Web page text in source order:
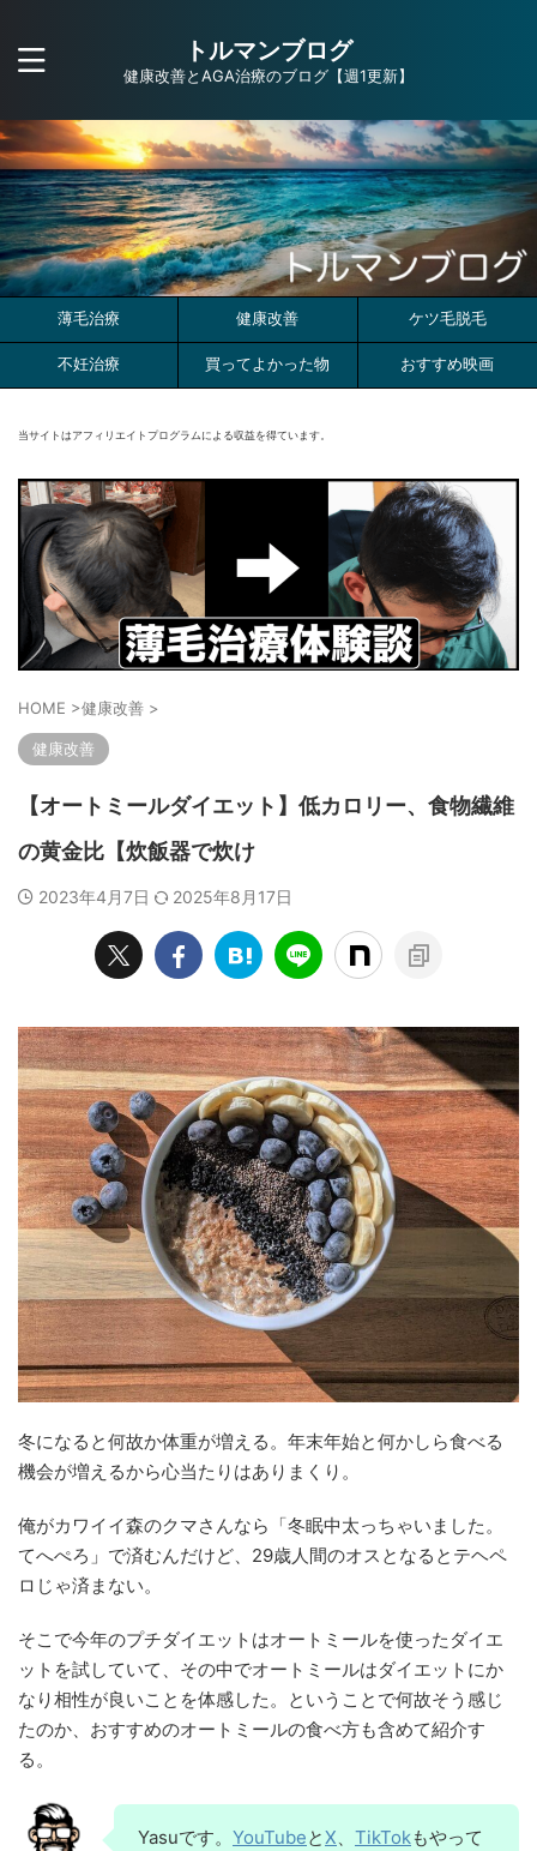
トルマンブログ
健康改善とAGA治療のブログ【週1更新】
薄毛治療 健康改善 ケツ毛脱毛
不妊治療 買ってよかった物 おすすめ映画
当サイトはアフィリエイトプログラムによる収益を得ています。
HOME >健康改善 >
健康改善
【オートミールダイエット】低カロリー、食物繊維
の黄金比【炊飯器で炊け
2023年4月7日 2025年8月17日
冬になると何故か体重が増える。年末年始と何かしら食べる
機会が増えるから心当たりはありまくり。
俺がカワイイ森のクマさんなら「冬眠中太っちゃいました。
てへぺろ」で済むんだけど、29歳人間のオスとなるとテヘペ
ロじゃ済まない。
そこで今年のプチダイエットはオートミールを使ったダイエ
ットを試していて、その中でオートミールはダイエットにか
なり相性が良いことを体感した。ということで何故そう感じ
たのか、おすすめのオートミールの食べ方も含めて紹介す
る。
Yasuです。 YouTubeとX、 TikTokもやって